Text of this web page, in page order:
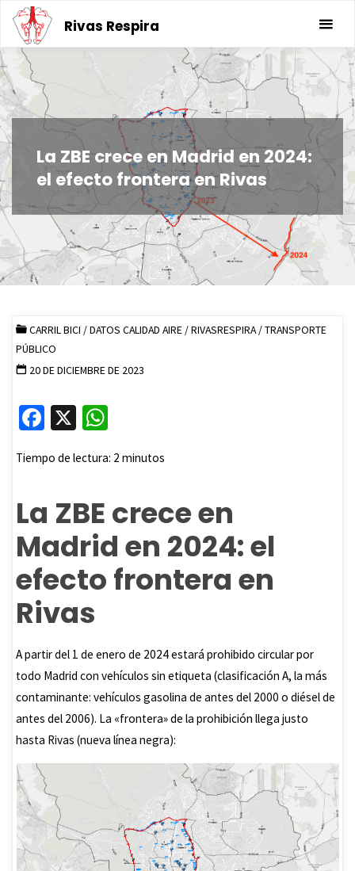
Saltar
contenido
Rivas Respira
La ZBE crece en Madrid en 2024:
el efecto frontera en Rivas
CARRIL BICI /DATOS CALIDAD AIRE/RIVASRESPIRA/TRANSPORTE
PÚBLICO
20 DE DICIEMBRE DE 2023
Fa
b
o
k
X
at
p
p
Tiempo de lectura: 2 minutos
La ZBE crece en
Madrid en 2024: el
efecto frontera en
Rivas
A partir del 1 de enero de 2024 estará prohibido circular por
todo Madrid con vehículos sin etiqueta (clasificación A, la más
contaminante: vehículos gasolina de antes del 2000 o diésel de
antes del 2006). La «frontera» de la prohibición llega justo
hasta Rivas (nueva línea negra):